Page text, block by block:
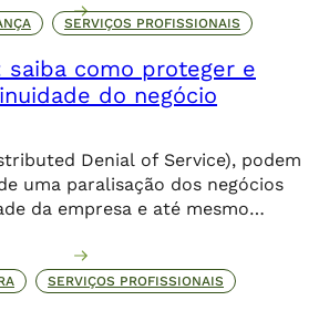
para lidar com a
da infraestrutura. Nesse
se destaca como uma
para a automação de redes em
uma […]
SERVIÇOS PROFISSIONAIS
saiba como proteger e
do negócio
Denial of Service), podem
uma paralisação dos negócios
da empresa e até mesmo
da companhia. Além de
posicionamento no ambiente
ser irreparáveis. Alguns dos
SERVIÇOS PROFISSIONAIS